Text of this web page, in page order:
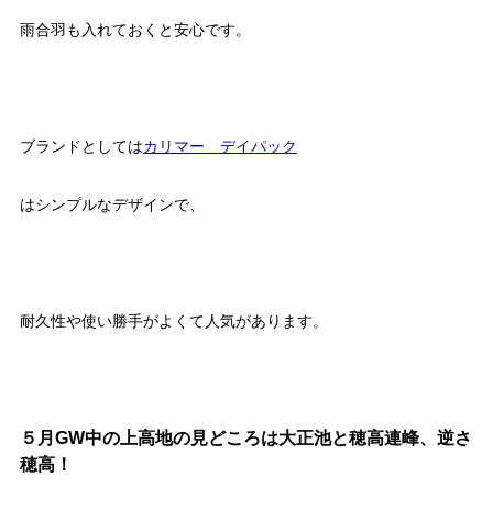
雨合羽も入れておくと安心です。
ブランドとしてはカリマー デイパック
はシンプルなデザインで、
耐久性や使い勝手がよくて人気があります。
５月GW中の上高地の見どころは大正池と穂高連峰、逆さ
穂高！